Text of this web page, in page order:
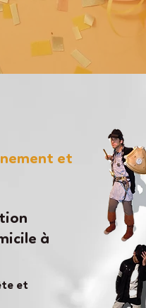
et
à
et